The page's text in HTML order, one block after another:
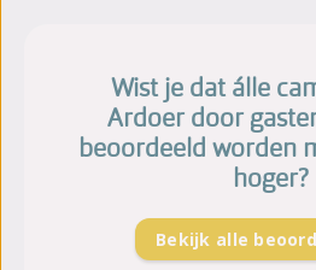
Wist je dat álle
Ardoer door
beoordeeld worden
hoger?
Bekijk alle